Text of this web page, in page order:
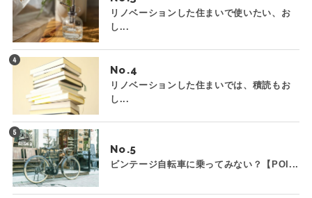
リノベーションした住まいで使いたい、お
し...
No.
リノベーションした住まいでは、積読もお
し...
No.
ビンテージ自転車に乗ってみない？【POI...